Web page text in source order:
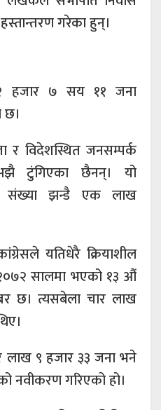
गरेका हुन्।
हजार ७ सय ११ जना
छ।
र विदेशस्थित जनसम्पर्क
टुंगिएका छैनन्। यो
संख्या झन्डै एक लाख
यतिधेरै क्रियाशील
सालमा भएको १३ औं
छ। त्यसबेला चार लाख
लाख ९ हजार ३३ जना भने
नवीकरण गरिएको हो।